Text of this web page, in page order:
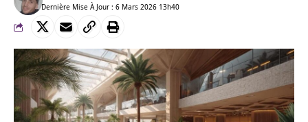
Dernière Mise À Jour : 6 Mars 2026 13h40